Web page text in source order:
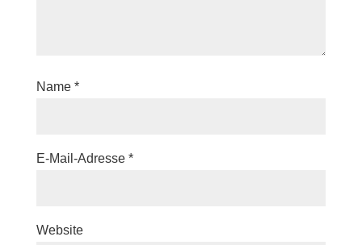
Name *
E-Mail-Adresse *
Website